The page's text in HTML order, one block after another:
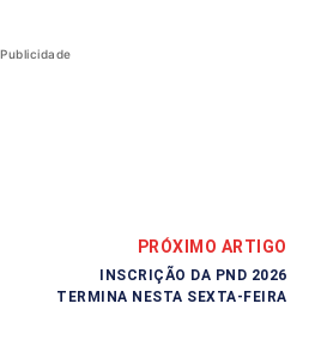
Publicidade
PRÓXIMO ARTIGO
INSCRIÇÃO DA PND 2026
TERMINA NESTA SEXTA-FEIRA